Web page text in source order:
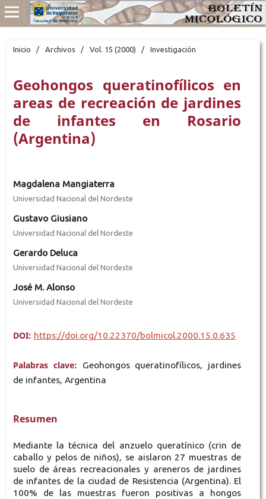
Inicio / Archivos / Vol. 15 (2000) / Investigación
Geohongos queratinofílicos en
areas de recreación de jardines
de infantes en Rosario
(Argentina)
Magdalena Mangiaterra
Universidad Nacional del Nordeste
Gustavo Giusiano
Universidad Nacional del Nordeste
Gerardo Deluca
Universidad Nacional del Nordeste
José M. Alonso
Universidad Nacional del Nordeste
DOI: https://doi.org/10.22370/bolmicol.2000.15.0.635
Palabras clave:
Geohongos queratinofílicos, jardines
de infantes, Argentina
Resumen
Mediante la técnica del anzuelo queratínico (crin de
caballo y pelos de niños), se aislaron 27 muestras de
suelo de áreas recreacionales y areneros de jardines
de infantes de la ciudad de Resistencia (Argentina). El
100% de las muestras fueron positivas a hongos